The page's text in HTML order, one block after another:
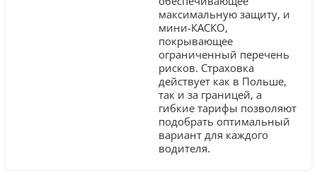
максимальную защиту, и
мини-КАСКО,
покрывающее
ограниченный перечень
рисков. Страховка
действует как в Польше,
так и за границей, а
гибкие тарифы позволяют
подобрать оптимальный
вариант для каждого
водителя.